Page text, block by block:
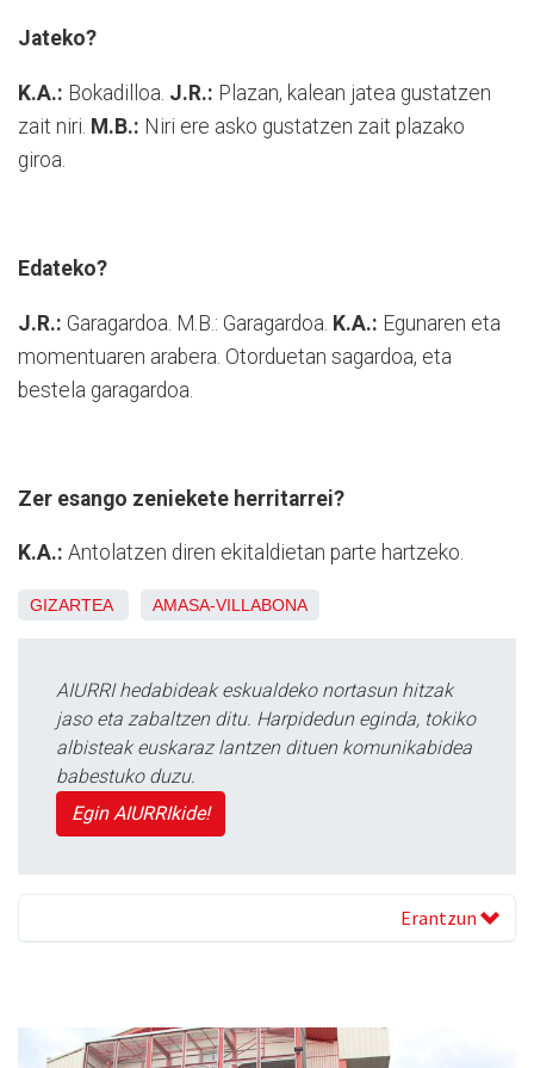
Jateko?
K.A.: Bokadilloa. J.R.: Plazan, kalean jatea gustatzen
zait niri. M.B.: Niri ere asko gustatzen zait plazako
giroa.
Edateko?
J.R.: Garagardoa. M.B.: Garagardoa. K.A.: Egunaren eta
momentuaren arabera. Otorduetan sagardoa, eta
bestela garagardoa.
Zer esango zeniekete herritarrei?
K.A.: Antolatzen diren ekitaldietan parte hartzeko.
GIZARTEA AMASA-VILLABONA
AIURRI hedabideak eskualdeko nortasun hitzak
jaso eta zabaltzen ditu. Harpidedun eginda, tokiko
albisteak euskaraz lantzen dituen komunikabidea
babestuko duzu.
Egin AIURRIkide!
Erantzun